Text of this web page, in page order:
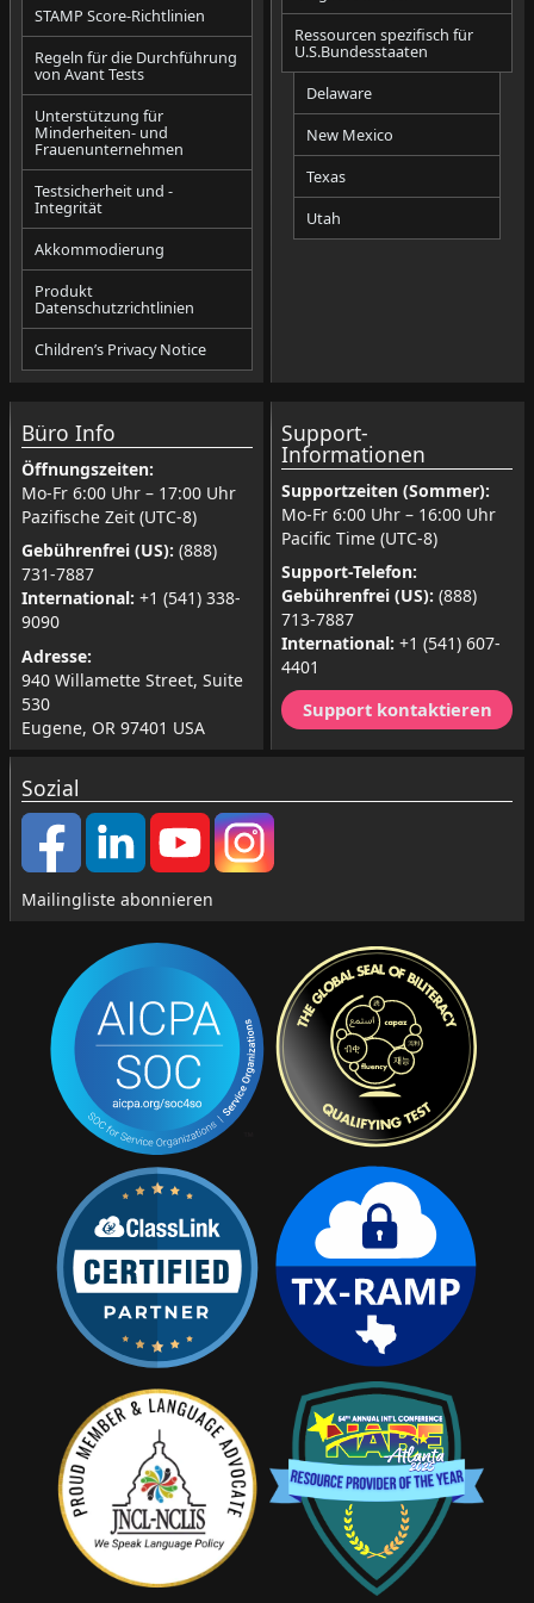
STAMP Score-Richtlinien
Regeln für die Durchführung
von Avant Tests
Unterstützung für
Minderheiten- und
Frauenunternehmen
Testsicherheit und -
Integrität
Akkommodierung
Produkt
Datenschutzrichtlinien
Children’s Privacy Notice
Ressourcen spezifisch für
U.S.Bundesstaaten
Delaware
New Mexico
Texas
Utah
Büro Info
Öffnungszeiten:
Mo-Fr 6:00 Uhr – 17:00 Uhr
Pazifische Zeit (UTC-8)
Gebührenfrei (US): (888)
731-7887
International: +1 (541) 338-
9090
Adresse:
940 Willamette Street, Suite
530
Eugene, OR 97401 USA
Support-
Informationen
Supportzeiten (Sommer):
Mo-Fr 6:00 Uhr – 16:00 Uhr
Pacific Time (UTC-8)
Support-Telefon:
Gebührenfrei (US): (888)
713-7887
International: +1 (541) 607-
4401
Support kontaktieren
Sozial
Mailingliste abonnieren